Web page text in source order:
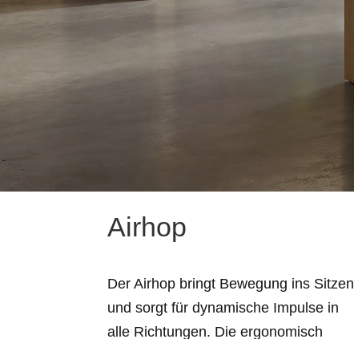
Airhop
Der Airhop bringt Bewegung ins Sitzen
und sorgt für dynamische Impulse in
alle Richtungen. Die ergonomisch